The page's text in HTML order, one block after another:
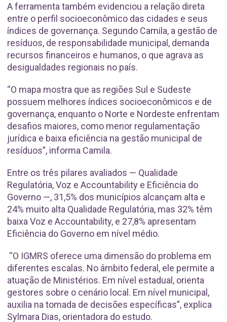
A ferramenta também evidenciou a relação direta
entre o perfil socioeconômico das cidades e seus
índices de governança. Segundo Camila, a gestão de
resíduos, de responsabilidade municipal, demanda
recursos financeiros e humanos, o que agrava as
desigualdades regionais no país.
“O mapa mostra que as regiões Sul e Sudeste
possuem melhores índices socioeconômicos e de
governança, enquanto o Norte e Nordeste enfrentam
desafios maiores, como menor regulamentação
jurídica e baixa eficiência na gestão municipal de
resíduos”, informa Camila.
Entre os três pilares avaliados — Qualidade
Regulatória, Voz e Accountability e Eficiência do
Governo —, 31,5% dos municípios alcançam alta e
24% muito alta Qualidade Regulatória, mas 32% têm
baixa Voz e Accountability, e 27,8% apresentam
Eficiência do Governo em nível médio.
“O IGMRS oferece uma dimensão do problema em
diferentes escalas. No âmbito federal, ele permite a
atuação de Ministérios. Em nível estadual, orienta
gestores sobre o cenário local. Em nível municipal,
auxilia na tomada de decisões específicas”, explica
Sylmara Dias, orientadora do estudo.